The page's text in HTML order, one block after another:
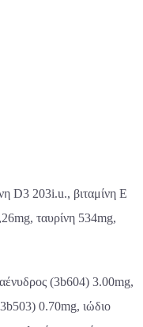
D3 203i.u., βιταμίνη E
ταυρίνη 534mg,
(3b604) 3.00mg,
0.70mg, ιώδιο